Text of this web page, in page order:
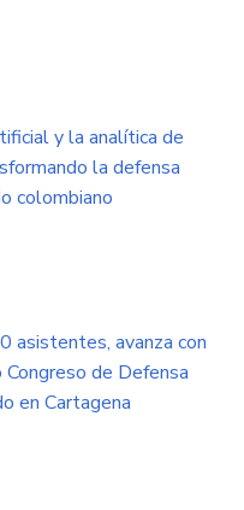
y la analítica de
la defensa
colombiano
asistentes, avanza con
de Defensa
en Cartagena